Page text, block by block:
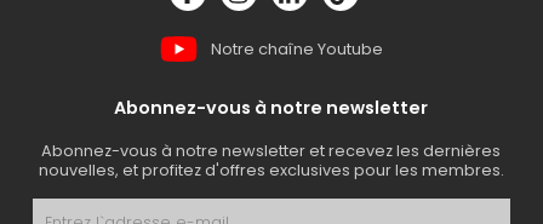
Notre chaîne Youtube
Abonnez-vous à notre newsletter
Abonnez-vous à notre newsletter et recevez les dernières
nouvelles, et profitez d'offres exclusives pour les membres.